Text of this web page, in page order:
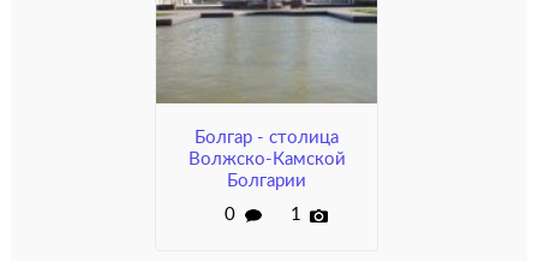
Болгар - столица
Волжско-Камской
Болгарии
0
1